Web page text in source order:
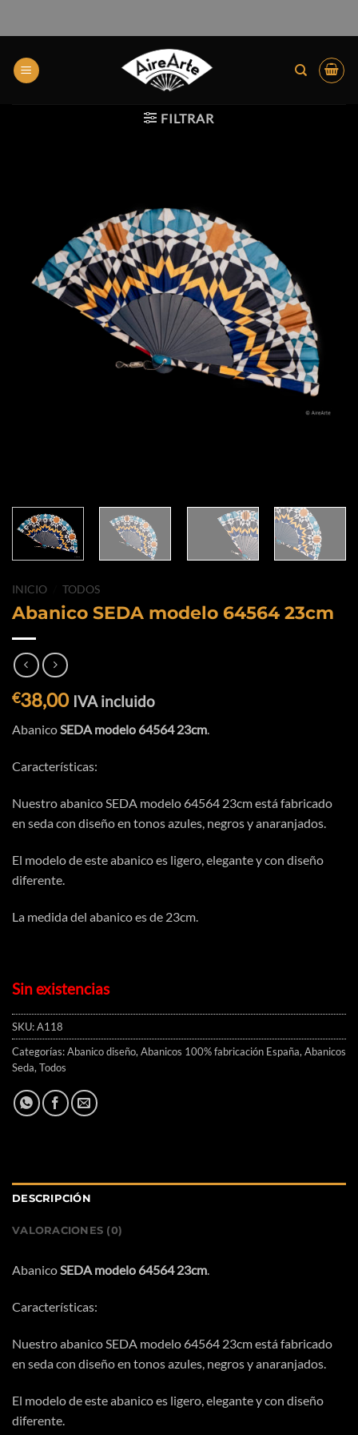
FILTRAR
INICIO TODOS
Abanico SEDA modelo 64564 23cm
€38,00 IVA incluido
AbanicoSEDA modelo 64564 23cm.
Características:
Nuestro abanico SEDA modelo 64564 23cm está fabricado
en seda con diseño en tonos azules, negros y anaranjados.
El modelo de este abanico es ligero, elegante y con diseño
diferente.
La medida del abanico es de 23cm.
Sin existencias
SKU:A118
Categorías:Abanico diseño,Abanicos 100% fabricación España,Abanicos
Seda,Todos
DESCRIPCIÓN
VALORACIONES (0)
AbanicoSEDA modelo 64564 23cm.
Características:
Nuestro abanico SEDA modelo 64564 23cm está fabricado
en seda con diseño en tonos azules, negros y anaranjados.
El modelo de este abanico es ligero, elegante y con diseño
diferente.